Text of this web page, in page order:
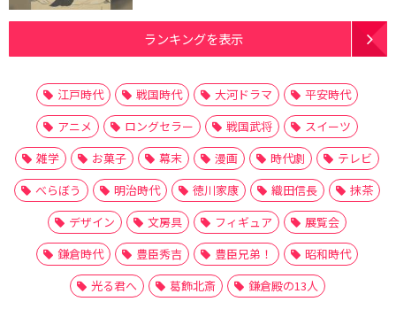
ランキングを表示
江戸時代 戦国時代 大河ドラマ
平安時代
アニメ
ロングセラー 戦国武将
スイーツ
雑学
お菓子 幕末 漫画 時代劇
テレビ
べらぼう
明治時代 徳川家康 織田信長
抹茶
デザイン
文房具 フィギュア
展覧会
鎌倉時代
豊臣秀吉 豊臣兄弟！
昭和時代
光る君へ
葛飾北斎 鎌倉殿の13人